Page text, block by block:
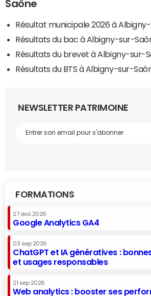
Saône
Résultat municipale 2026 à
Résultats du bac à Albigny-sur-
Résultats du brevet à Albigny-sur-
Résultats du BTS à Albigny-sur-
NEWSLETTER PATRIMOINE
FORMATIONS
27 aoû 2026
Google Analytics GA4
03 sep 2026
ChatGPT et IA génératives :
et usages responsables
21 sep 2026
Web analytics : booster ses